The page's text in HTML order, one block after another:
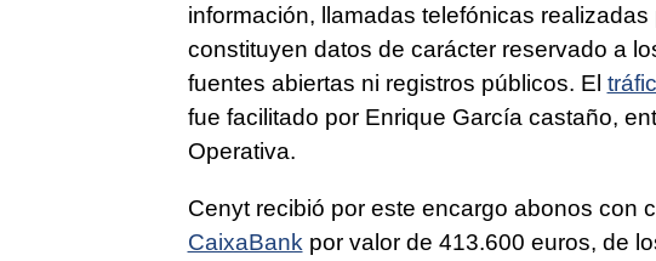
información, llamadas telefónicas
constituyen datos de carácter reservado a
fuentes abiertas ni registros públicos. El
fue facilitado por Enrique García castaño,
Operativa.
Cenyt recibió por este encargo abonos con
CaixaBank por valor de 413.600 euros, de